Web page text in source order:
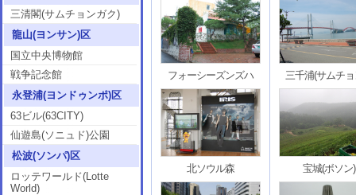
三清閣(サムチョンガク)
龍山(ヨンサン)区
国立中央博物館
戦争記念館
永登浦(ヨンドゥンポ)区
63ビル(63CITY)
仙遊島(ソニュド)公園
松波(ソンパ)区
ロッテワールド(Lotte
World)
フォーシーズンズハ
北ソウル森
三千浦(サムチ
宝城(ボソン)